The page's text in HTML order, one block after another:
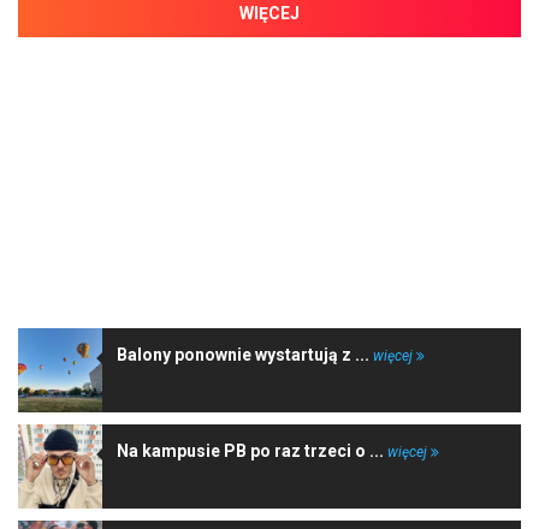
WIĘCEJ
Balony ponownie wystartują z ... więcej
Na kampusie PB po raz trzeci o ... więcej